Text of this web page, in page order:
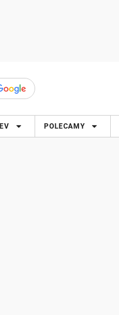
EV POLECAMY